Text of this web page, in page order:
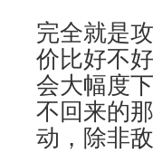
完全就是
价比好不
会大幅度
不回来的
动，除非